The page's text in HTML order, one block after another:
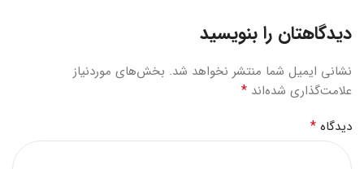
دیدگاهتان را بنویسید
نشانی ایمیل شما منتشر نخواهد شد. بخش‌های موردنیاز
علامت‌گذاری شده‌اند *
دیدگاه *